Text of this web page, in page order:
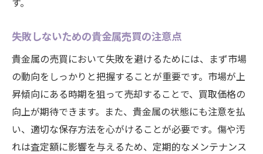
失敗しないための貴金属売買の注意点
貴金属の売買において失敗を避けるためには、まず市場
の動向をしっかりと把握することが重要です。市場が上
昇傾向にある時期を狙って売却することで、買取価格の
向上が期待できます。また、貴金属の状態にも注意を払
い、適切な保存方法を心がけることが必要です。傷や汚
れは査定額に影響を与えるため、定期的なメンテナンス